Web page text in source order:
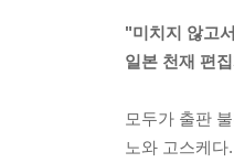
"미치지 않고
일본 천재 편
모두가 출판
노와 고스케다